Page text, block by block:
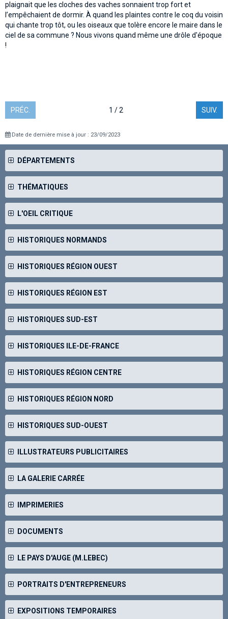
plaignait que les cloches des vaches sonnaient trop fort et
l’empêchaient de dormir. À quand les plaintes contre le coq du voisin
qui chante trop tôt, ou les oiseaux que tolère encore le maire dans le
ciel de sa commune ? Nous vivons quand même une drôle d'époque
!
PRÉC. 1 / 2 SUIV.
Date de dernière mise à jour : 23/09/2023
DÉPARTEMENTS
THÉMATIQUES
L'OEIL CRITIQUE
HISTORIQUES NORMANDS
HISTORIQUES RÉGION OUEST
HISTORIQUES RÉGION EST
HISTORIQUES SUD-EST
HISTORIQUES ILE-DE-FRANCE
HISTORIQUES RÉGION CENTRE
HISTORIQUES RÉGION NORD
HISTORIQUES SUD-OUEST
ILLUSTRATEURS PUBLICITAIRES
LA GALERIE CARRÉE
IMPRIMERIES
DOCUMENTS
LE PAYS D'AUGE (M.LEBEC)
PORTRAITS D'ENTREPRENEURS
EXPOSITIONS TEMPORAIRES